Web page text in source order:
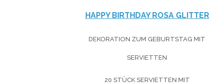
HAPPY BIRTHDAY ROSA GLITTER
DEKORATION ZUM GEBURTSTAG MIT
SERVIETTEN
20 STÜCK SERVIETTEN MIT